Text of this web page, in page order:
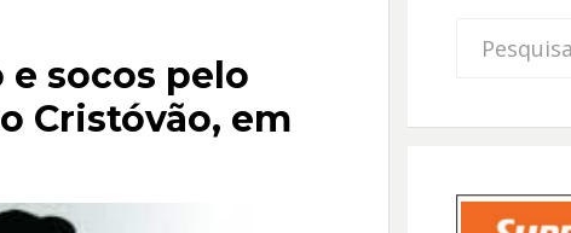
socos pelo
Cristóvão, em
Procurar